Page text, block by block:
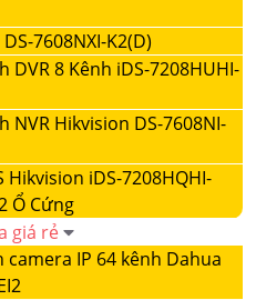
7608NXI-K2(D)
DVR 8 Kênh iDS-7208HUHI-
NVR Hikvision DS-7608NI-
Hikvision iDS-7208HQHI-
Ổ Cứng
giá rẻ
IP 64 kênh Dahua